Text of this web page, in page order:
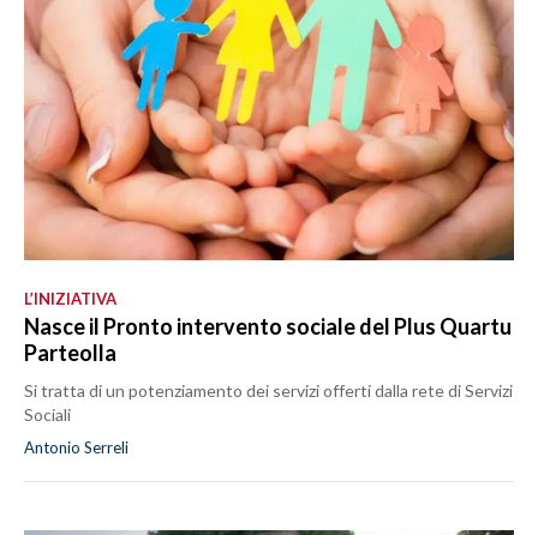
L’INIZIATIVA
Nasce il Pronto intervento sociale del Plus Quartu
Parteolla
Si tratta di un potenziamento dei servizi offerti dalla rete di Servizi
Sociali
Antonio Serreli